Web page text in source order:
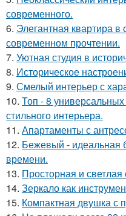
современного.
6. Элегантная квартира в
современном прочтении.
7. Уютная студия в
8. Историческое
9. Смелый интерьер с
10. Топ - 8
стильного интерьера.
11. Апартаменты с
12. Бежевый - идеальная
времени.
13. Просторная и светлая
14. Зеркало как
15. Компактная двушка с